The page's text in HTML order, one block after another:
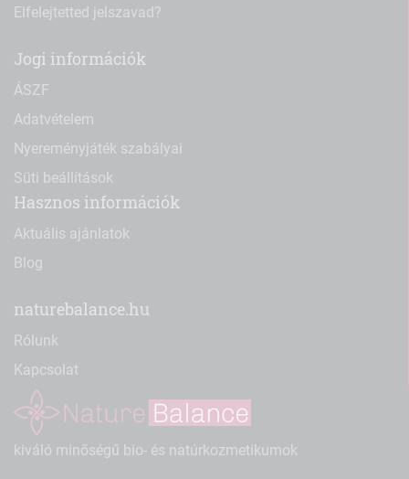
Elfelejtetted jelszavad?
Jogi információk
ÁSZF
Adatvételem
Nyereményjáték szabályai
Süti beállítások
Hasznos információk
Aktuális ajánlatok
Blog
naturebalance.hu
Rólunk
Kapcsolat
kiváló minőségű bio- és natúrkozmetikumok